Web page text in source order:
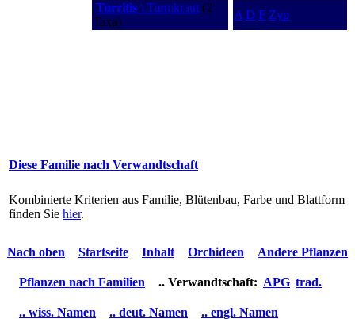
Turritis \ Turmkraut (2
Taxa)
A D F Zyp
Diese Familie nach Verwandtschaft
Kombinierte Kriterien aus Familie, Blütenbau, Farbe und Blattform
finden Sie hier.
Nach oben Startseite Inhalt Orchideen Andere Pflanzen
Pflanzen nach Familien .. Verwandtschaft: APG trad.
.. wiss. Namen .. deut. Namen .. engl. Namen